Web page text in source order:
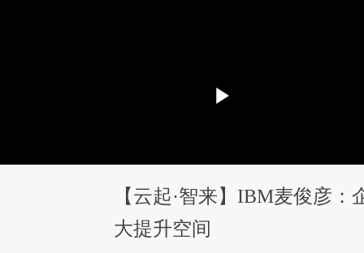
【云起·智来】IBM麦俊彦
大提升空间